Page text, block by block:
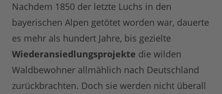
Nachdem 1850 der letzte Luchs in den
bayerischen Alpen getötet worden war, dauerte
es mehr als hundert Jahre, bis gezielte
Wiederansiedlungsprojekte die wilden
Waldbewohner allmählich nach Deutschland
zurückbrachten. Doch sie werden nicht überall